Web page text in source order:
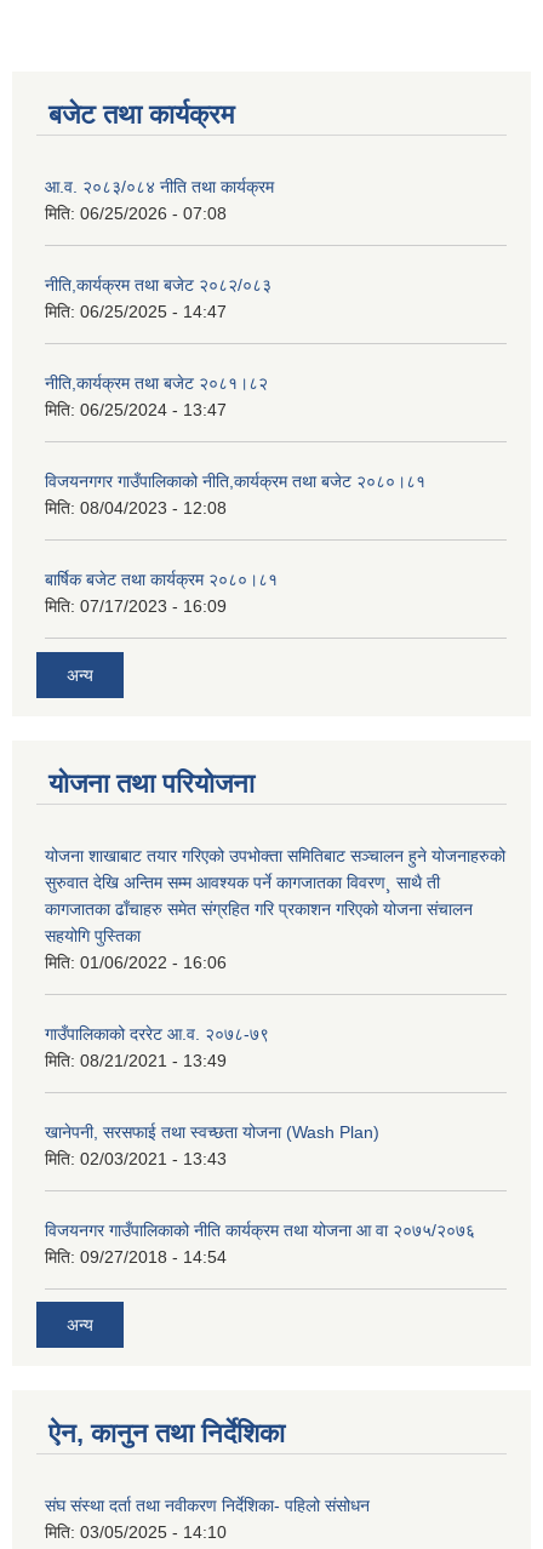
बजेट तथा कार्यक्रम
आ.व. २०८३/०८४ नीति तथा कार्यक्रम
मिति: 06/25/2026 - 07:08
नीति,कार्यक्रम तथा बजेट २०८२/०८३
मिति: 06/25/2025 - 14:47
नीति,कार्यक्रम तथा बजेट २०८१।८२
मिति: 06/25/2024 - 13:47
विजयनगगर गाउँपालिकाको नीति,कार्यक्रम तथा बजेट २०८०।८१
मिति: 08/04/2023 - 12:08
बार्षिक बजेट तथा कार्यक्रम २०८०।८१
मिति: 07/17/2023 - 16:09
अन्य
योजना तथा परियोजना
योजना शाखाबाट तयार गरिएको उपभोक्ता समितिबाट सञ्चालन हुने योजनाहरुको
सुरुवात देखि अन्तिम सम्म आवश्यक पर्ने कागजातका विवरण¸ साथै ती
कागजातका ढाँचाहरु समेत संग्रहित गरि प्रकाशन गरिएको योजना संचालन
सहयोगि पुस्तिका
मिति: 01/06/2022 - 16:06
गाउँपालिकाको दररेट आ.व. २०७८-७९
मिति: 08/21/2021 - 13:49
खानेपनी, सरसफाई तथा स्वच्छता योजना (Wash Plan)
मिति: 02/03/2021 - 13:43
विजयनगर गाउँपालिकाको नीति कार्यक्रम तथा योजना आ वा २०७५/२०७६
मिति: 09/27/2018 - 14:54
अन्य
ऐन, कानुन तथा निर्देशिका
संघ संस्था दर्ता तथा नवीकरण निर्देशिका- पहिलो संसोधन
मिति: 03/05/2025 - 14:10